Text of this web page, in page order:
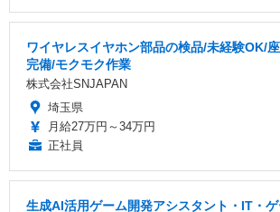
ワイヤレスイヤホン部品の検品/未経験OK/
完備/モクモク作業
株式会社SNJAPAN
埼玉県
月給27万円～34万円
正社員
生成AI活用ゲーム開発アシスタント・IT・